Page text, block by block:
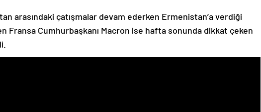
arasındaki çatışmalar devam ederken Ermenistan’a verdiği
Fransa Cumhurbaşkanı Macron ise hafta sonunda dikkat çeken